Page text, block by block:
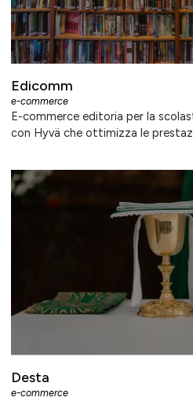
Edicomm
e-commerce
E-commerce editoria per la
con Hyvä che ottimizza le
Desta
e-commerce